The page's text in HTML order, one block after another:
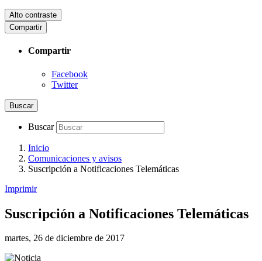
Alto contraste
Compartir
Compartir
Facebook
Twitter
Buscar
Buscar
Inicio
Comunicaciones y avisos
Suscripción a Notificaciones Telemáticas
Imprimir
Suscripción a Notificaciones Telemáticas
martes, 26 de diciembre de 2017